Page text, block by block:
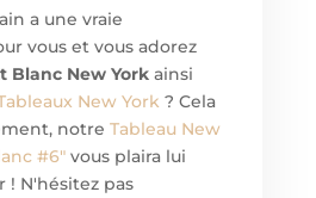
a une vraie
vous et vous adorez
Blanc New Yorkainsi
New York? Cela
notre Tableau New
#6"vous plaira lui
! N'hésitez pas